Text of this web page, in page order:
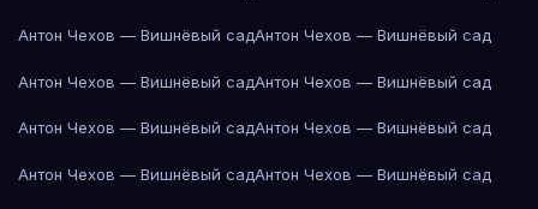
Антон Чехов — Вишнёвый садАнтон Чехов — Вишнёвый сад
Антон Чехов — Вишнёвый садАнтон Чехов — Вишнёвый сад
Антон Чехов — Вишнёвый садАнтон Чехов — Вишнёвый сад
Антон Чехов — Вишнёвый садАнтон Чехов — Вишнёвый сад